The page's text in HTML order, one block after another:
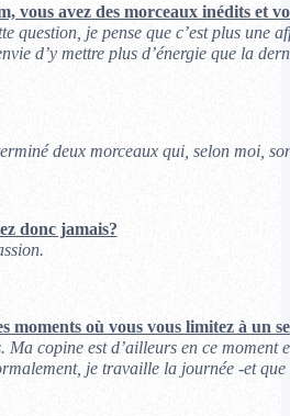
vous avez des morceaux inédits et
question, je pense que c’est plus
d’y mettre plus d’énergie que la
deux morceaux qui, selon moi,
donc jamais?
moments où vous vous limitez à
Ma copine est d’ailleurs en ce
je travaille la journée -et